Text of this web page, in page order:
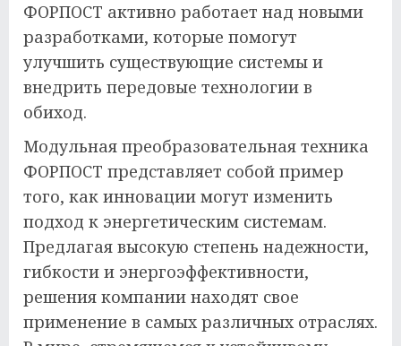
ФОРПОСТ активно работает над новыми
разработками, которые помогут
улучшить существующие системы и
внедрить передовые технологии в
обиход.
Модульная преобразовательная техника
ФОРПОСТ представляет собой пример
того, как инновации могут изменить
подход к энергетическим системам.
Предлагая высокую степень надежности,
гибкости и энергоэффективности,
решения компании находят свое
применение в самых различных отраслях.